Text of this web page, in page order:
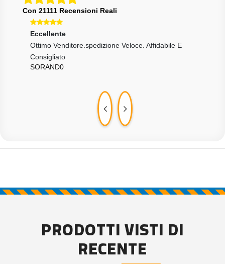
Con 21111 Recensioni Reali
Eccellente
Ottimo Venditore.spedizione Veloce. Affidabile E
Consigliato
SORAND0
PRODOTTI VISTI DI
RECENTE